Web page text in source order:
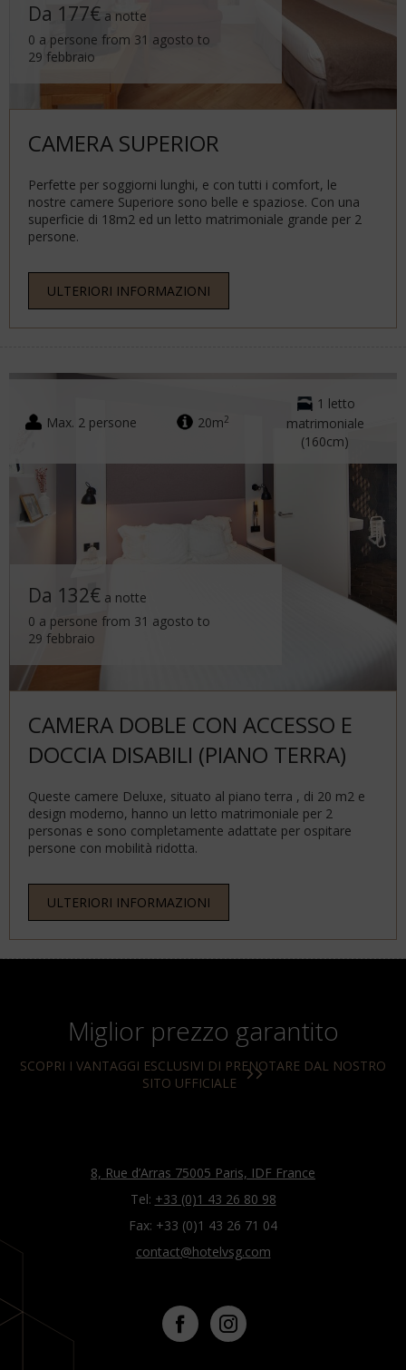
CAMERA SUPERIOR
Perfette per soggiorni lunghi, e con tutti i comfort, le
nostre camere Superiore sono belle e spaziose. Con una
superficie di 18m2 ed un letto matrimoniale grande per 2
persone.
ULTERIORI INFORMAZIONI
Da 177€ a notte
0 a persone from 31 agosto to
29 febbraio
Max. 2 persone 20m2
1 letto
matrimoniale
(160cm)
CAMERA DOBLE CON ACCESSO E
DOCCIA DISABILI (PIANO TERRA)
Queste camere Deluxe, situato al piano terra , di 20 m2 e
design moderno, hanno un letto matrimoniale per 2
personas e sono completamente adattate per ospitare
persone con mobilità ridotta.
ULTERIORI INFORMAZIONI
Da 132€ a notte
0 a persone from 31 agosto to
29 febbraio
Miglior prezzo garantito
SCOPRI I VANTAGGI ESCLUSIVI DI PRENOTARE DAL NOSTRO
SITO UFFICIALE
8, Rue d’Arras 75005 Paris, IDF France
Tel: +33 (0)1 43 26 80 98
Fax: +33 (0)1 43 26 71 04
contact@hotelvsg.com